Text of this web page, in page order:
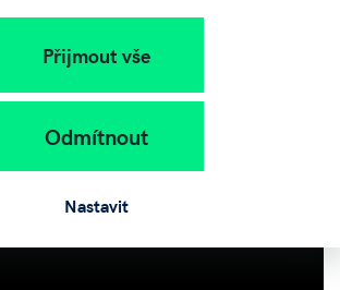
Přijmout vše
Odmítnout
Nastavit
pořízeném videozáznamu: